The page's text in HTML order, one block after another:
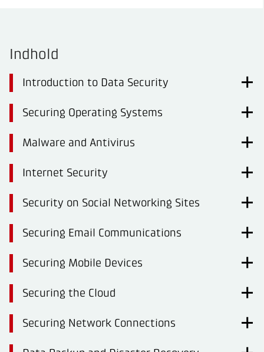
Indhold
Introduction to Data Security
Securing Operating Systems
Malware and Antivirus
Internet Security
Security on Social Networking Sites
Securing Email Communications
Securing Mobile Devices
Securing the Cloud
Securing Network Connections